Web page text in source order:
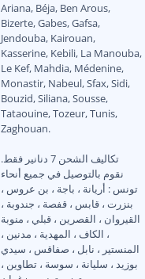
Ariana, Béja, Ben Arous,
Bizerte, Gabes, Gafsa,
Jendouba, Kairouan,
Kasserine, Kebili, La Manouba,
Le Kef, Mahdia, Médenine,
Monastir, Nabeul, Sfax, Sidi,
Bouzid, Siliana, Sousse,
Tataouine, Tozeur, Tunis,
Zaghouan.
.تكاليف الشحن 7 دنانير فقط
نقوم بالتوصيل في جميع أنحاء
تونس : أريانة ، باجة ، بن عروس ،
بنزرت ، قابس ، قفصة ، جندوبة ،
القيروان ، القصرين ، قبلي ، منوبة
، الكاف ، المهدية ، مدنين ،
المنستير ، نابل ، صفاقس ، سيدي
بوزيد ، سليانة ، سوسة ، تطاوين ،